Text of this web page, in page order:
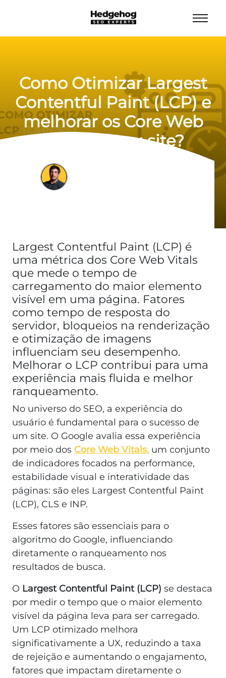
Como Otimizar Largest
Contentful Paint (LCP) e
melhorar os Core Web
Vitals do seu site?
Largest Contentful Paint (LCP) é
uma métrica dos Core Web Vitals
que mede o tempo de
carregamento do maior elemento
visível em uma página. Fatores
como tempo de resposta do
servidor, bloqueios na renderização
e otimização de imagens
influenciam seu desempenho.
Melhorar o LCP contribui para uma
experiência mais fluida e melhor
ranqueamento.
No universo do SEO, a experiência do
usuário é fundamental para o sucesso de
um site. O Google avalia essa experiência
por meio dos Core Web Vitals, um conjunto
de indicadores focados na performance,
estabilidade visual e interatividade das
páginas: são eles Largest Contentful Paint
(LCP), CLS e INP.
Esses fatores são essenciais para o
algoritmo do Google, influenciando
diretamente o ranqueamento nos
resultados de busca.
O Largest Contentful Paint (LCP) se destaca
por medir o tempo que o maior elemento
visível da página leva para ser carregado.
Um LCP otimizado melhora
significativamente a UX, reduzindo a taxa
de rejeição e aumentando o engajamento,
fatores que impactam diretamente o